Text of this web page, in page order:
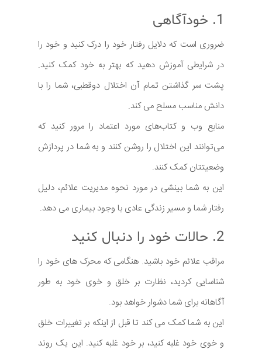
1. خودآگاهی
ضروری است که دلایل رفتار خود را درک کنید و خود را
در شرایطی آموزش دهید که بهتر به خود کمک کنید.
پشت سر گذاشتن تمام آن اختلال دوقطبی، شما را با
دانش مناسب مسلح می کند.
منابع وب و کتاب‌های مورد اعتماد را مرور کنید که
می‌توانند این اختلال را روشن کنند و به شما در پردازش
وضعیتتان کمک کنند.
این به شما بینشی در مورد نحوه مدیریت علائم، دلیل
رفتار شما و مسیر زندگی عادی با وجود بیماری می دهد.
2. حالات خود را دنبال کنید
مراقب علائم خود باشید. هنگامی که محرک های خود را
شناسایی کردید، نظارت بر خلق و خوی خود به طور
آگاهانه برای شما دشوار خواهد بود.
این به شما کمک می کند تا قبل از اینکه بر تغییرات خلق
و خوی خود غلبه کنید، بر خود غلبه کنید. این یک روند